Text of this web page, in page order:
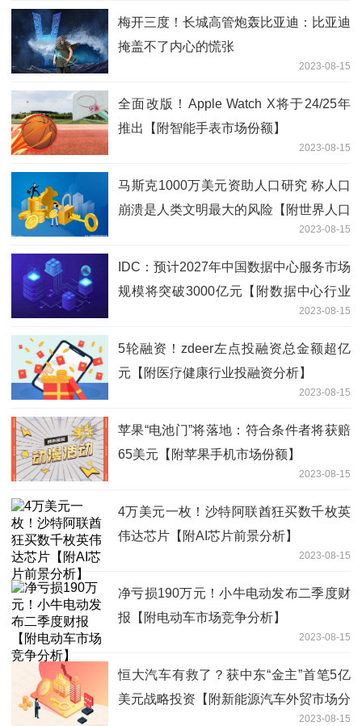
梅开三度！长城高管炮轰比亚迪：比亚迪
掩盖不了内心的慌张
2023-08-15
全面改版！Apple Watch X将于24/25年
推出【附智能手表市场份额】
2023-08-15
马斯克1000万美元资助人口研究 称人口
崩溃是人类文明最大的风险【附世界人口
2023-08-15
IDC：预计2027年中国数据中心服务市场
规模将突破3000亿元【附数据中心行业
2023-08-15
5轮融资！zdeer左点投融资总金额超亿
元【附医疗健康行业投融资分析】
2023-08-15
苹果“电池门”将落地：符合条件者将获赔
65美元【附苹果手机市场份额】
2023-08-15
4万美元一枚！沙特阿联酋狂买数千枚英
伟达芯片【附AI芯片前景分析】
2023-08-15
净亏损190万元！小牛电动发布二季度财
报【附电动车市场竞争分析】
2023-08-15
恒大汽车有救了？获中东“金主”首笔5亿
美元战略投资【附新能源汽车外贸市场分
2023-08-15